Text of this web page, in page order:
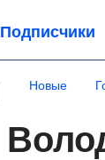
Подписчики
Новые